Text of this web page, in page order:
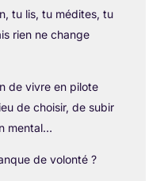
tu lis, tu médites, tu
rien ne change
de vivre en pilote
de choisir, de subir
mental…
de volonté ?